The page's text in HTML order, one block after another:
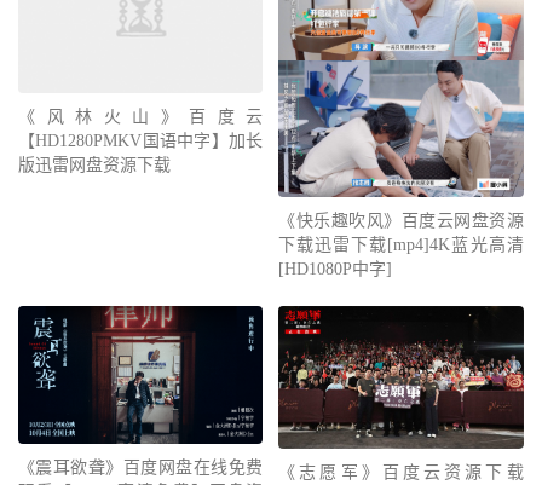
《风林火山》百度云
【HD1280PMKV国语中字】加长
版迅雷网盘资源下载
《快乐趣吹风》百度云网盘资源
下载迅雷下载[mp4]4K蓝光高清
[HD1080P中字]
《震耳欲聋》百度网盘在线免费
《志愿军》百度云资源下载